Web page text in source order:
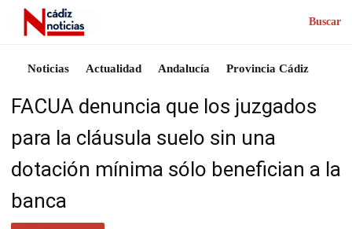
Buscar
Noticias Actualidad Andalucía Provincia Cádiz
FACUA denuncia que los juzgados
para la cláusula suelo sin una
dotación mínima sólo benefician a la
banca